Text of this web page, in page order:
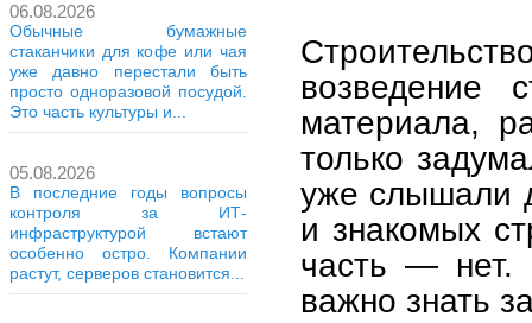
06.08.2026
Обычные бумажные
стаканчики для кофе или чая
уже давно перестали быть
просто одноразовой посудой.
Это часть культуры и...
05.08.2026
В последние годы вопросы
контроля за ИТ-
инфраструктурой встают
особенно остро. Компании
растут, серверов становится...
возведение
материала,
только
уже слышали
и знакомых
часть — нет.
важно знать